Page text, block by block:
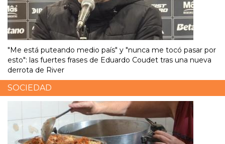
"Me está puteando medio país" y "nunca me tocó pasar por
esto": las fuertes frases de Eduardo Coudet tras una nueva
derrota de River
SOCIEDAD